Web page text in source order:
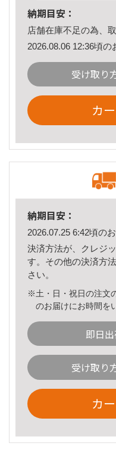
納期目安：
店舗在庫不足の為、
2026.08.06 12:36頃の
受け取り
カ
納期目安：
2026.07.25 6:42頃の
決済方法が、クレジ
す。その他の決済方
さい。
※土・日・祝日の注文
のお届けにお時間を
即日
受け取り
カ